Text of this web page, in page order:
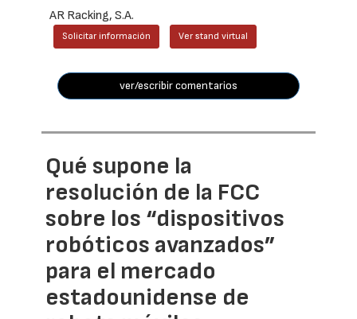
AR Racking, S.A.
Solicitar información Ver stand virtual
ver/escribir comentarios
Qué supone la
resolución de la FCC
sobre los “dispositivos
robóticos avanzados”
para el mercado
estadounidense de